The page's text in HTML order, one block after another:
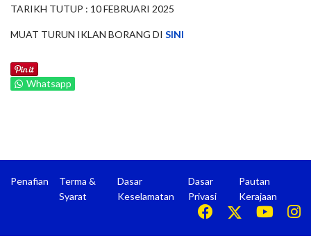
TARIKH TUTUP : 10 FEBRUARI 2025
MUAT TURUN IKLAN BORANG DI SINI
Whatsapp
Penafian
Terma &
Syarat
Dasar
Keselamatan
Dasar
Privasi
Pautan
Kerajaan